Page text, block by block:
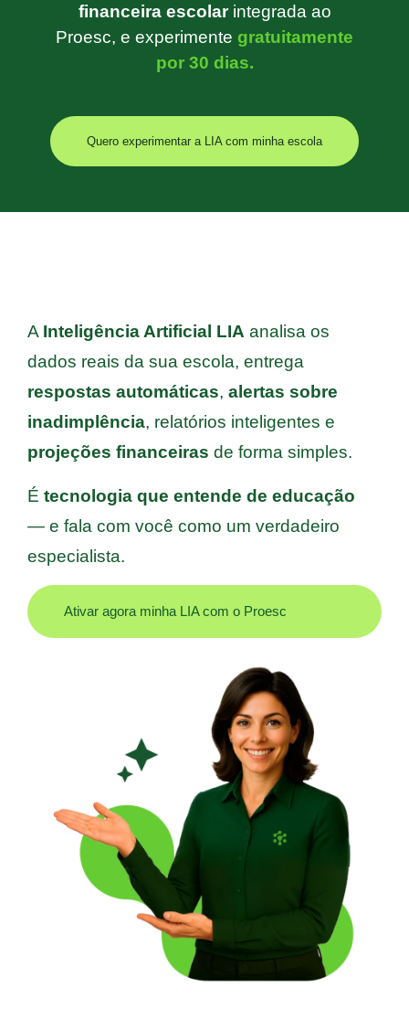
financeira escolarintegrada ao
Proesc, e experimente gratuitamente
por 30 dias.
Quero experimentar a LIA com minha escola
A Inteligência Artificial LIA analisa os
dados reais da sua escola, entrega
respostas automáticas, alertas sobre
inadimplência, relatórios inteligentes e
projeções financeiras de forma simples.
É tecnologia que entende de educação
— e fala com você como um verdadeiro
especialista.
Ativar agora minha LIA com o Proesc